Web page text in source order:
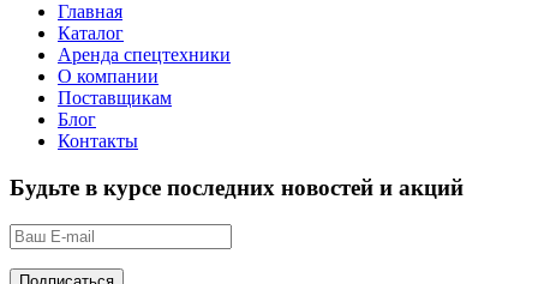
Главная
Каталог
Аренда спецтехники
О компании
Поставщикам
Блог
Контакты
Будьте в курсе последних новостей и акций